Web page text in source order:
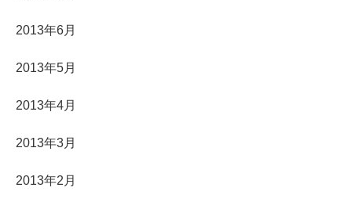
2013年6月
2013年5月
2013年4月
2013年3月
2013年2月